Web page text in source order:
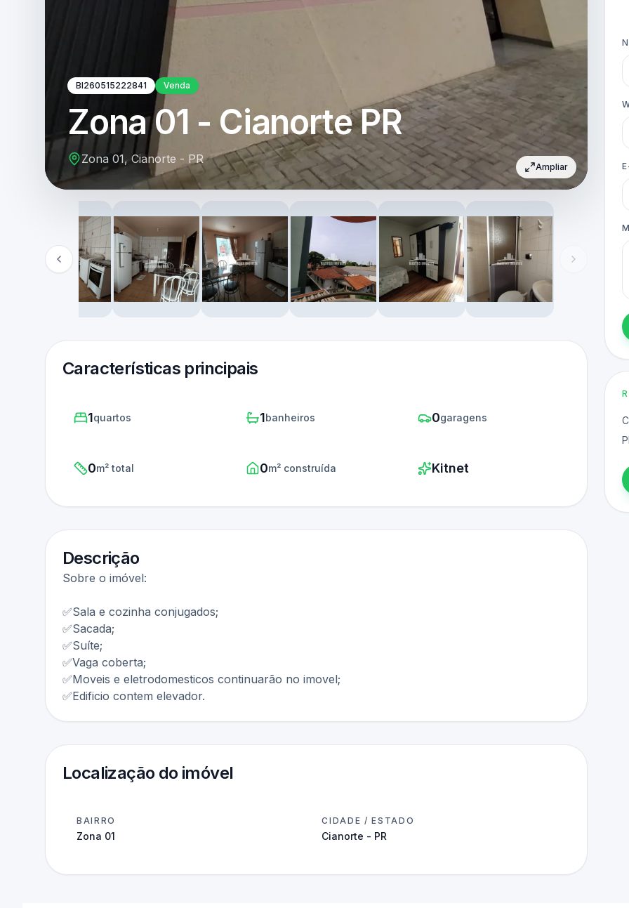
BI260515222841 Venda
Zona 01 - Cianorte PR
Zona 01, Cianorte - PR
Ampliar
Características principais
1quartos 1banheiros 0garagens
0m² total 0m² construída Kitnet
Descrição
Sobre o imóvel:
✅Sala e cozinha conjugados;
✅Sacada;
✅Suíte;
✅Vaga coberta;
✅Moveis e eletrodomesticos continuarão no imovel;
✅Edificio contem elevador.
Localização do imóvel
BAIRRO
Zona 01
CIDADE / ESTADO
Cianorte - PR